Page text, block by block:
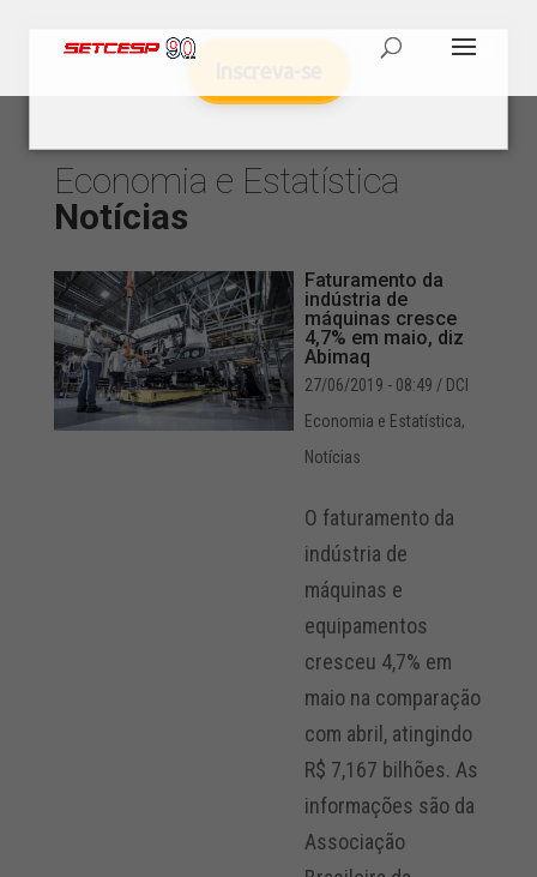
Economia e Estatística
Notícias
Faturamento da
indústria de
máquinas cresce
4,7% em maio, diz
Abimaq
27/06/2019 - 08:49 / DCI
Economia e Estatística,
Notícias
O faturamento da
indústria de
máquinas e
equipamentos
cresceu 4,7% em
maio na comparação
com abril, atingindo
R$ 7,167 bilhões. As
informações são da
Associação